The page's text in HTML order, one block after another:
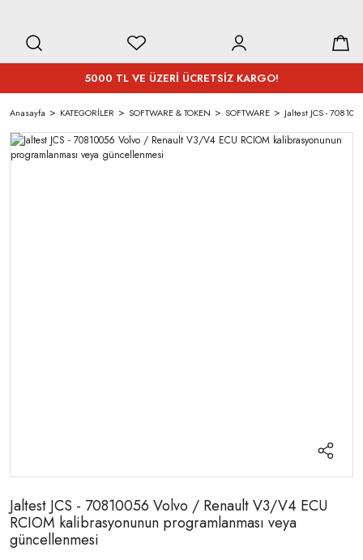
5000 TL VE ÜZERİ ÜCRETSİZ KARGO!
Anasayfa KATEGORİLER SOFTWARE & TOKEN SOFTWARE Jaltest JCS -
Jaltest JCS - 70810056 Volvo / Renault V3/V4 ECU
RCIOM kalibrasyonunun programlanması veya
güncellenmesi